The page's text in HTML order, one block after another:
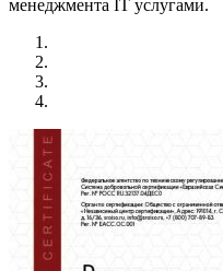
менеджмента IT услугами.